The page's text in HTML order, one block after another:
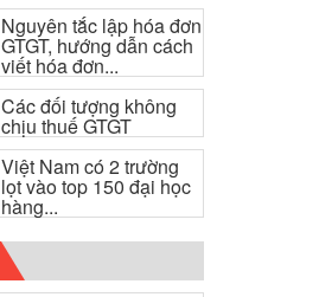
Nguyên tắc lập hóa đơn
GTGT, hướng dẫn cách
viết hóa đơn...
Các đối tượng không
chịu thuế GTGT
Việt Nam có 2 trường
lọt vào top 150 đại học
hàng...